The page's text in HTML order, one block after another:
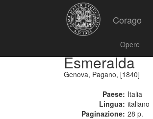
Corago
Opere
Esmeralda
Genova, Pagano, [1840]
Paese: Italia
Lingua: italiano
Paginazione: 28 p.